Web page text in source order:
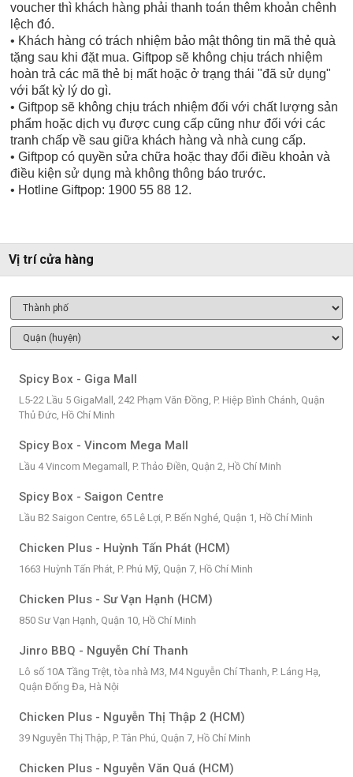
voucher thì khách hàng phải thanh toán thêm khoản chênh
lệch đó.
• Khách hàng có trách nhiệm bảo mật thông tin mã thẻ quà
tặng sau khi đặt mua. Giftpop sẽ không chịu trách nhiệm
hoàn trả các mã thẻ bị mất hoặc ở trạng thái "đã sử dụng"
với bất kỳ lý do gì.
• Giftpop sẽ không chịu trách nhiệm đối với chất lượng sản
phẩm hoặc dịch vụ được cung cấp cũng như đối với các
tranh chấp về sau giữa khách hàng và nhà cung cấp.
• Giftpop có quyền sửa chữa hoặc thay đổi điều khoản và
điều kiện sử dụng mà không thông báo trước.
• Hotline Giftpop: 1900 55 88 12.
Vị trí cửa hàng
Spicy Box - Giga Mall
L5-22 Lầu 5 GigaMall, 242 Phạm Văn Đồng, P. Hiệp Bình Chánh, Quận
Thủ Đức, Hồ Chí Minh
Spicy Box - Vincom Mega Mall
Lầu 4 Vincom Megamall, P. Thảo Điền, Quận 2, Hồ Chí Minh
Spicy Box - Saigon Centre
Lầu B2 Saigon Centre, 65 Lê Lợi, P. Bến Nghé, Quận 1, Hồ Chí Minh
Chicken Plus - Huỳnh Tấn Phát (HCM)
1663 Huỳnh Tấn Phát, P. Phú Mỹ, Quận 7, Hồ Chí Minh
Chicken Plus - Sư Vạn Hạnh (HCM)
850 Sư Vạn Hạnh, Quận 10, Hồ Chí Minh
Jinro BBQ - Nguyễn Chí Thanh
Lô số 10A Tầng Trệt, tòa nhà M3, M4 Nguyễn Chí Thanh, P. Láng Hạ,
Quận Đống Đa, Hà Nội
Chicken Plus - Nguyễn Thị Thập 2 (HCM)
39 Nguyễn Thị Thập, P. Tân Phú, Quận 7, Hồ Chí Minh
Chicken Plus - Nguyễn Văn Quá (HCM)